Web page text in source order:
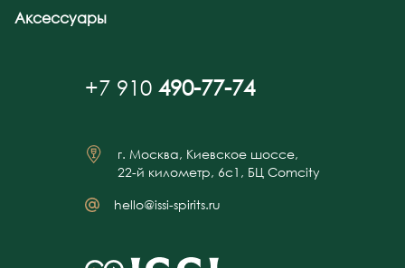
Аксессуары
+7 910 490-77-74
г. Москва, Киевское шоссе,
22-й километр, 6с1, БЦ Comcity
hello@issi-spirits.ru